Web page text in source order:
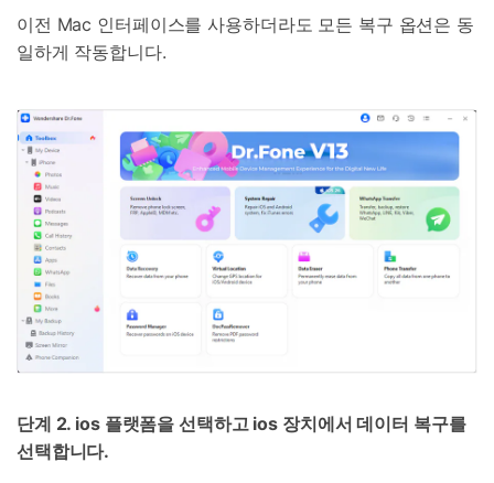
이전 Mac 인터페이스를 사용하더라도 모든 복구 옵션은 동
일하게 작동합니다.
단계 2. ios 플랫폼을 선택하고 ios 장치에서 데이터 복구를
선택합니다.